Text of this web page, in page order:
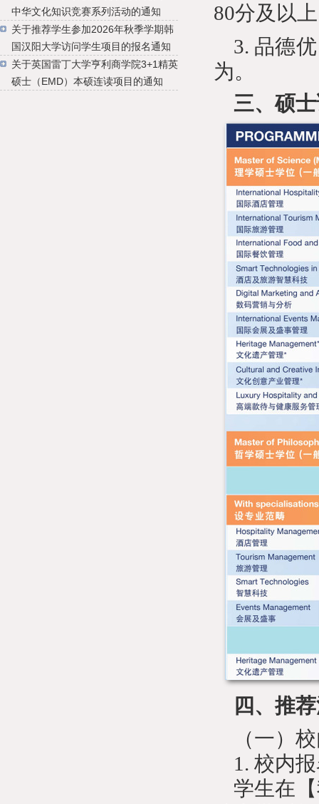
中华文化知识竞赛系列活动的通知
关于推荐学生参加2026年秋季学期韩
国汉阳大学访问学生项目的报名通知
关于英国雷丁大学亨利商学院3+1精英
硕士（EMD）本硕连读项目的通知
80分及以
3. 品德
为。
三、硕
四、推
（一）
1. 校内
学生在